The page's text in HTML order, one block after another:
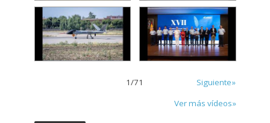
1/71
Siguiente»
Ver más vídeos»